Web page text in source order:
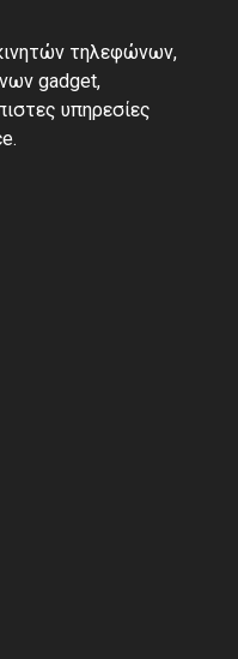
τηλεφώνων,
gadget,
υπηρεσίες